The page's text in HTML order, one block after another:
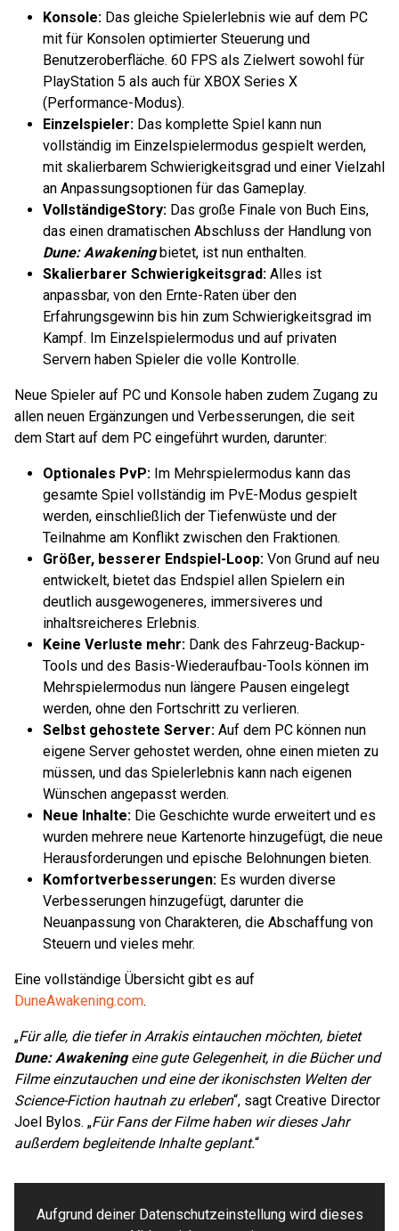
Konsole: Das gleiche Spielerlebnis wie auf dem PC
mit für Konsolen optimierter Steuerung und
Benutzeroberfläche. 60 FPS als Zielwert sowohl für
PlayStation 5 als auch für XBOX Series X
(Performance-Modus).
Einzelspieler: Das komplette Spiel kann nun
vollständig im Einzelspielermodus gespielt werden,
mit skalierbarem Schwierigkeitsgrad und einer Vielzahl
an Anpassungsoptionen für das Gameplay.
VollständigeStory: Das große Finale von Buch Eins,
das einen dramatischen Abschluss der Handlung von
Dune: Awakeningbietet, ist nun enthalten.
Skalierbarer Schwierigkeitsgrad: Alles ist
anpassbar, von den Ernte-Raten über den
Erfahrungsgewinn bis hin zum Schwierigkeitsgrad im
Kampf. Im Einzelspielermodus und auf privaten
Servern haben Spieler die volle Kontrolle.
Neue Spieler auf PC und Konsole haben zudem Zugang zu
allen neuen Ergänzungen und Verbesserungen, die seit
dem Start auf dem PC eingeführt wurden, darunter:
Optionales PvP: Im Mehrspielermodus kann das
gesamte Spiel vollständig im PvE-Modus gespielt
werden, einschließlich der Tiefenwüste und der
Teilnahme am Konflikt zwischen den Fraktionen.
Größer, besserer Endspiel-Loop: Von Grund auf neu
entwickelt, bietet das Endspiel allen Spielern ein
deutlich ausgewogeneres, immersiveres und
inhaltsreicheres Erlebnis.
Keine Verluste mehr: Dank des Fahrzeug-Backup-
Tools und des Basis-Wiederaufbau-Tools können im
Mehrspielermodus nun längere Pausen eingelegt
werden, ohne den Fortschritt zu verlieren.
Selbst gehostete Server: Auf dem PC können nun
eigene Server gehostet werden, ohne einen mieten zu
müssen, und das Spielerlebnis kann nach eigenen
Wünschen angepasst werden.
Neue Inhalte: Die Geschichte wurde erweitert und es
wurden mehrere neue Kartenorte hinzugefügt, die neue
Herausforderungen und epische Belohnungen bieten.
Komfortverbesserungen: Es wurden diverse
Verbesserungen hinzugefügt, darunter die
Neuanpassung von Charakteren, die Abschaffung von
Steuern und vieles mehr.
Eine vollständige Übersicht gibt es auf
DuneAwakening.com.
„Für alle, die tiefer inArrakis eintauchen möchten, bietet
Dune: Awakeningeine gute Gelegenheit, in die Bücher und
Filme einzutauchen und eine der ikonischsten Welten der
Science-Fiction hautnah zu erleben“, sagt Creative Director
Joel Bylos. „Für Fans der Filme haben wir dieses Jahr
außerdem begleitende Inhalte geplant.“
Aufgrund deiner Datenschutzeinstellung wird dieses